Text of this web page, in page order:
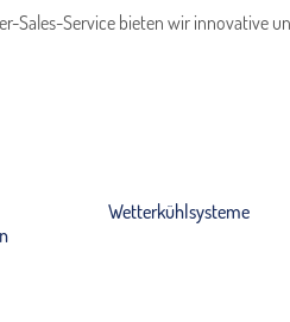
Sales-Service bieten wir innovative
Wetterkühlsysteme